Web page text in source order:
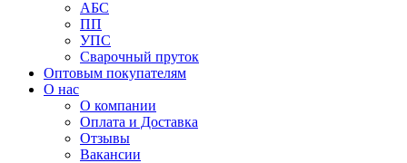
АБС
ПП
УПС
Сварочный пруток
Оптовым покупателям
О нас
О компании
Оплата и Доставка
Отзывы
Вакансии